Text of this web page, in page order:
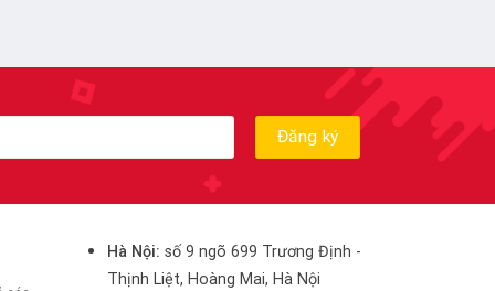
Hà Nội:số 9 ngõ 699 Trương Định -
Thịnh Liệt, Hoàng Mai, Hà Nội